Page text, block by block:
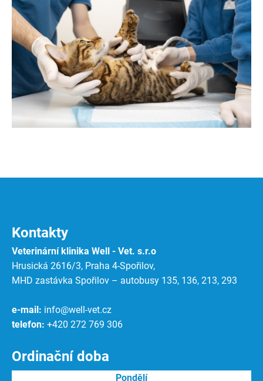
Kontakty
Veterinární klinika Well - Vet. s.r.o
Hrusická 2616/3, Praha 4-Spořilov,
MHD zastávka Spořilov – autobusy 135, 136, 213, 293
e-mail: info@well-vet.cz
telefon: +420 272 769 306
Ordinační doba
Pondělí